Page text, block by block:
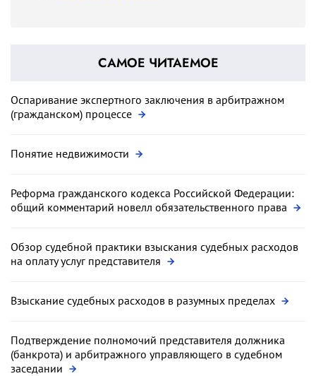
САМОЕ ЧИТАЕМОЕ
Оспаривание экспертного заключения в арбитражном
(гражданском) процессе
Понятие недвижимости
Реформа гражданского кодекса Российской Федерации:
общий комментарий новелл обязательственного права
Обзор судебной практики взыскания судебных расходов
на оплату услуг представителя
Взыскание судебных расходов в разумных пределах
Подтверждение полномочий представителя должника
(банкрота) и арбитражного управляющего в судебном
заседании